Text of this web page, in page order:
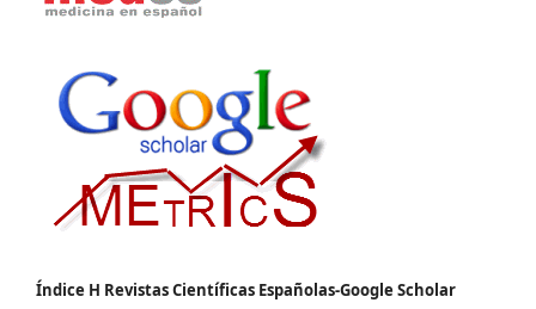
Índice H Revistas Científicas Españolas-Google Scholar